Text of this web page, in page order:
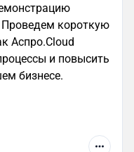
Проведем короткую
Аспро.Cloud
и повысить
бизнесе.